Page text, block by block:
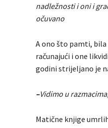
nadležnosti i oni i
očuvano
A ono što pamti,
računajući i one
godini strijeljano je
–Vidimo u
Matične knjige